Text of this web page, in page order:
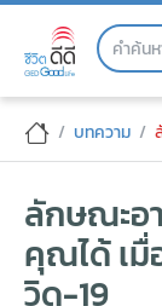
Skip
ลักษณะอาก
บทความ ลั
ลักษณะอ
คุณได้ เมื่
วิด-19